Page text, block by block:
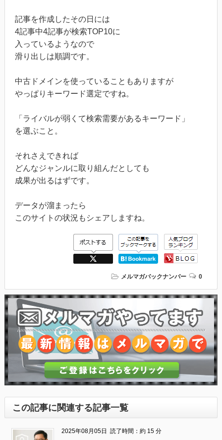
記事を作成したその日には
4記事中4記事が検索TOP10に
入っているようなので
滑り出しは順調です。
中古ドメインを使っていることもありますが
やっぱりキーワード選定ですね。
「ライバルが弱くて検索需要があるキーワード」
を選ぶこと。
それさえできれば
どんなジャンルに取り組んだとしても
成果が出るはずです。
データが溜まったら
このサイトの状況もシェアしますね。
メルマガバックナンバー 0
この記事に関連する記事一覧
2025年08月05日読了時間：約 15 分